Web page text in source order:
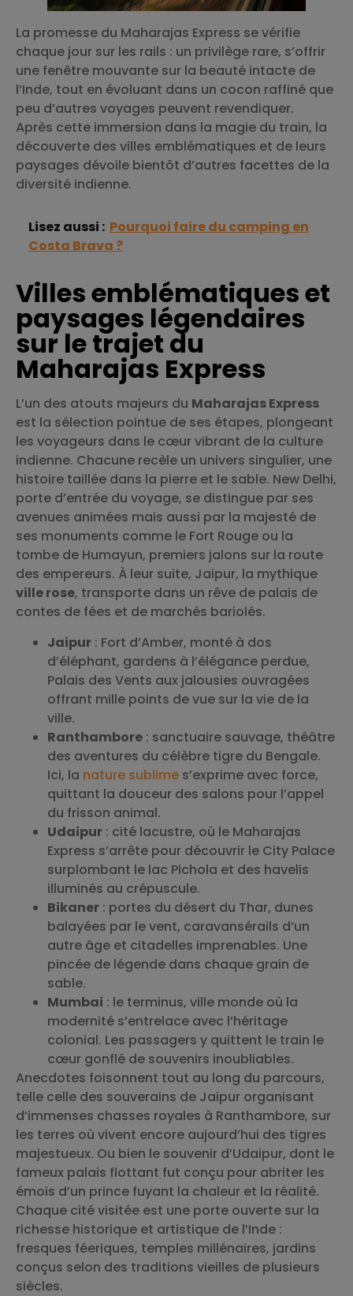
La promesse du Maharajas Express se vérifie
chaque jour sur les rails : un privilège rare, s’offrir
une fenêtre mouvante sur la beauté intacte de
l’Inde, tout en évoluant dans un cocon raffiné que
peu d’autres voyages peuvent revendiquer.
Après cette immersion dans la magie du train, la
découverte des villes emblématiques et de leurs
paysages dévoile bientôt d’autres facettes de la
diversité indienne.
Lisez aussi : Pourquoi faire du camping en
Costa Brava ?
Villes emblématiques et
paysages légendaires
sur le trajet du
Maharajas Express
L’un des atouts majeurs du Maharajas Express
est la sélection pointue de ses étapes, plongeant
les voyageurs dans le cœur vibrant de la culture
indienne. Chacune recèle un univers singulier, une
histoire taillée dans la pierre et le sable. New Delhi,
porte d’entrée du voyage, se distingue par ses
avenues animées mais aussi par la majesté de
ses monuments comme le Fort Rouge ou la
tombe de Humayun, premiers jalons sur la route
des empereurs. À leur suite, Jaipur, la mythique
ville rose, transporte dans un rêve de palais de
contes de fées et de marchés bariolés.
Jaipur : Fort d’Amber, monté à dos
d’éléphant, gardens à l’élégance perdue,
Palais des Vents aux jalousies ouvragées
offrant mille points de vue sur la vie de la
ville.
Ranthambore : sanctuaire sauvage, théâtre
des aventures du célèbre tigre du Bengale.
Ici, la nature sublime s’exprime avec force,
quittant la douceur des salons pour l’appel
du frisson animal.
Udaipur : cité lacustre, où le Maharajas
Express s’arrête pour découvrir le City Palace
surplombant le lac Pichola et des havelis
illuminés au crépuscule.
Bikaner : portes du désert du Thar, dunes
balayées par le vent, caravansérails d’un
autre âge et citadelles imprenables. Une
pincée de légende dans chaque grain de
sable.
Mumbai : le terminus, ville monde où la
modernité s’entrelace avec l’héritage
colonial. Les passagers y quittent le train le
cœur gonflé de souvenirs inoubliables.
Anecdotes foisonnent tout au long du parcours,
telle celle des souverains de Jaipur organisant
d’immenses chasses royales à Ranthambore, sur
les terres où vivent encore aujourd’hui des tigres
majestueux. Ou bien le souvenir d’Udaipur, dont le
fameux palais flottant fut conçu pour abriter les
émois d’un prince fuyant la chaleur et la réalité.
Chaque cité visitée est une porte ouverte sur la
richesse historique et artistique de l’Inde :
fresques féeriques, temples millénaires, jardins
conçus selon des traditions vieilles de plusieurs
siècles.